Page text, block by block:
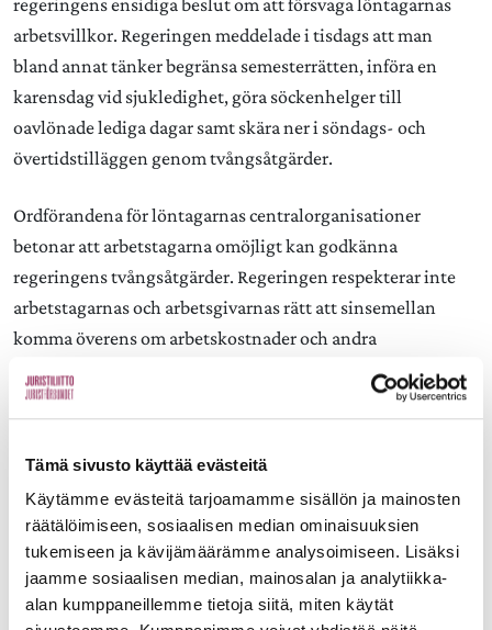
Tämä sivusto käyttää evästeitä
Käytämme evästeitä tarjoamamme sisällön ja mainosten
räätälöimiseen, sosiaalisen median ominaisuuksien
tukemiseen ja kävijämäärämme analysoimiseen. Lisäksi
jaamme sosiaalisen median, mainosalan ja analytiikka-
alan kumppaneillemme tietoja siitä, miten käytät
regeringens ensidiga beslut om att försvaga löntagarnas
arbetsvillkor. Regeringen meddelade i tisdags att man
bland annat tänker begränsa semesterrätten, införa en
karensdag vid sjukledighet, göra söckenhelger till
oavlönade lediga dagar samt skära ner i söndags- och
övertidstilläggen genom tvångsåtgärder.
Ordförandena för löntagarnas centralorganisationer
betonar att arbetstagarna omöjligt kan godkänna
regeringens tvångsåtgärder. Regeringen respekterar inte
arbetstagarnas och arbetsgivarnas rätt att sinsemellan
komma överens om arbetskostnader och andra
arbetsvillkor. Regeringen hotar också den internationellt
erkända principen över att utgångspunkten är att lagen
– Vi är ute efter att försvara de svagares skydd, konstaterar
Lauri Lyly (FFC), Sture Fjäder (Akava) och Antti Palola
(STTK).
Inte bara fackförbundens medlemmar, utan alla som är